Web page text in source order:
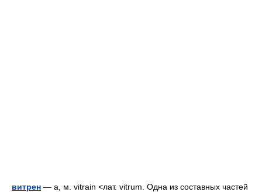
витрен — а, м. vitrain <лат. vitrum. Одна из составных частей